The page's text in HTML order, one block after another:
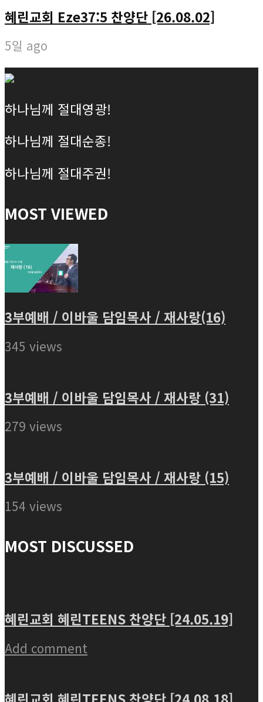
혜린교회 Eze37:5 찬양단 [26.08.02]
5일 ago
하나님께 절대영광!
하나님께 절대순종!
하나님께 절대주권!
MOST VIEWED
3부예배 / 이바울 담임목사 / 재사랑(16)
345 views
3부예배 / 이바울 담임목사 / 재사랑 (31)
279 views
3부예배 / 이바울 담임목사 / 재사랑 (15)
154 views
MOST DISCUSSED
혜린교회 혜린TEENS 찬양단 [24.05.19]
Add comment